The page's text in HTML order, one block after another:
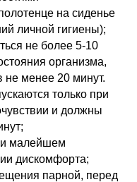
на сиденье
личной гигиены);
не более 5-10
организма,
менее 20 минут.
только при
и должны
малейшем
дискомфорта;
парной, перед